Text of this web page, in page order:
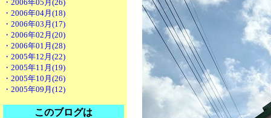
・2006年05月(26)
・2006年04月(18)
・2006年03月(17)
・2006年02月(20)
・2006年01月(28)
・2005年12月(22)
・2005年11月(19)
・2005年10月(26)
・2005年09月(12)
このブログは